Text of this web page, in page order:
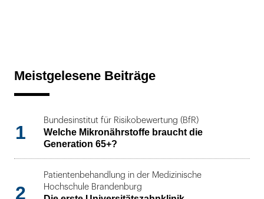
Meistgelesene Beiträge
1
Bundesinstitut für Risikobewertung (BfR)
Welche Mikronährstoffe braucht die
Generation 65+?
2
Patientenbehandlung in der Medizinische
Hochschule Brandenburg